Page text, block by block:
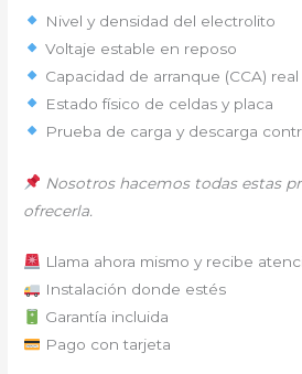
Nivel y densidad del electrolito
Voltaje estable en reposo
Capacidad de arranque (CCA) real
Estado físico de celdas y placa
Prueba de carga y descarga
Nosotros hacemos todas estas
ofrecerla.
Llama ahora mismo y recibe
Instalación donde estés
Garantía incluida
Pago con tarjeta